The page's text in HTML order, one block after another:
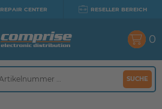
REPAIR CENTER RESELLER BEREICH
SUCHE
0